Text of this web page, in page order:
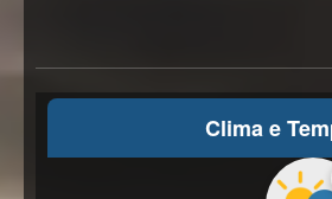
Clima e